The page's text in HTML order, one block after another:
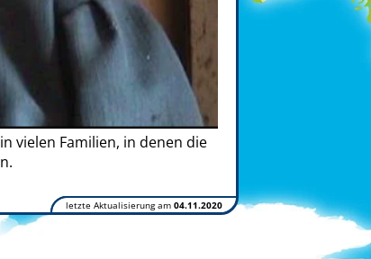
vielen Familien, in denen die
letzte Aktualisierung am 04.11.2020